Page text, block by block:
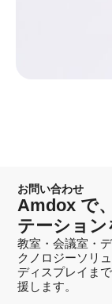
お問い合わせ
Amdox で
テーショ
教室・会議室・
クノロジーソリ
ディスプレイま
援します。